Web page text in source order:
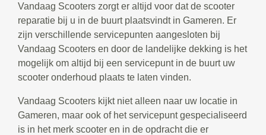
Vandaag Scooters zorgt er altijd voor dat de scooter
reparatie bij u in de buurt plaatsvindt in Gameren. Er
zijn verschillende servicepunten aangesloten bij
Vandaag Scooters en door de landelijke dekking is het
mogelijk om altijd bij een servicepunt in de buurt uw
scooter onderhoud plaats te laten vinden.
Vandaag Scooters kijkt niet alleen naar uw locatie in
Gameren, maar ook of het servicepunt gespecialiseerd
is in het merk scooter en in de opdracht die er